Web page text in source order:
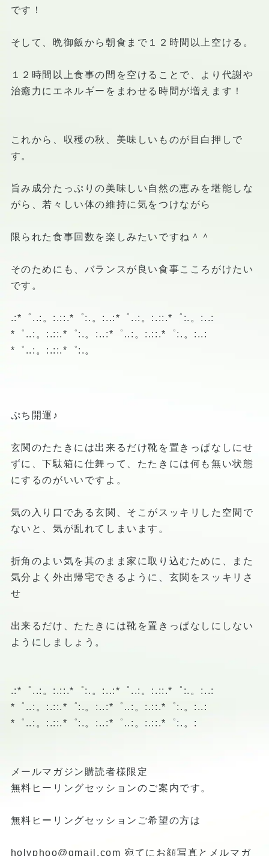
です！
そして、晩御飯から朝食まで１２時間以上空ける。
１２時間以上食事の間を空けることで、より代謝や
治癒力にエネルギーをまわせる時間が増えます！
これから、収穫の秋、美味しいものが目白押しで
す。
旨み成分たっぷりの美味しい自然の恵みを堪能しな
がら、若々しい体の維持に気をつけながら
限られた食事回数を楽しみたいですね＾＾
そのためにも、バランスが良い食事こころがけたい
です。
.:*゜..:。:.::.*゜:.。:..:*゜..:。:.::.*゜:.。:..:
*゜..:。:.::.*゜:.。:..:*゜..:。:.::.*゜:.。:..:
*゜..:。:.::.*゜:.。
ぷち開運♪
玄関のたたきには出来るだけ靴を置きっぱなしにせ
ずに、下駄箱に仕舞って、たたきには何も無い状態
にするのがいいですよ。
気の入り口である玄関、そこがスッキリした空間で
ないと、気が乱れてしまいます。
折角のよい気を其のまま家に取り込むために、また
気分よく外出帰宅できるように、玄関をスッキリさ
せ
出来るだけ、たたきには靴を置きっぱなしにしない
ようにしましょう。
.:*゜..:。:.::.*゜:.。:..:*゜..:。:.::.*゜:.。:..:
*゜..:。:.::.*゜:.。:..:*゜..:。:.::.*゜:.。:..:
*゜..:。:.::.*゜:.。:..:*゜..:。:.::.*゜:.。:
メールマガジン購読者様限定
無料ヒーリングセッションのご案内です。
無料ヒーリングセッションご希望の方は
holyphoo@gmail.com 宛てにお顔写真とメルマガ